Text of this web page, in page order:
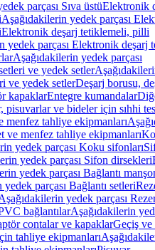
parçası Sıva üstüElektronik
Aşağıdakilerin yedek parçası
Elektronik deşarj tetiklemeli, pilli
yedek parçası Elektronik deşarj
Aşağıdakilerin yedek parçası
ve yedek setler
ve yedek setlerDeşarj borusu,
kapaklarEntegre kumandalar
pisuvarlar ve bideler için sıhhi
menfez tahliye ekipmanları
ve menfez tahliye ekipmanları
yedek parçası Koku sifonları
yedek parçası Sifon dirsekleri
yedek parçası Bağlantı
parçası Bağlantı setleri
yedek parçası
bağlantılarAşağıdakilerin
contalar ve kapaklarGeçiş ve
tahliye ekipmanları